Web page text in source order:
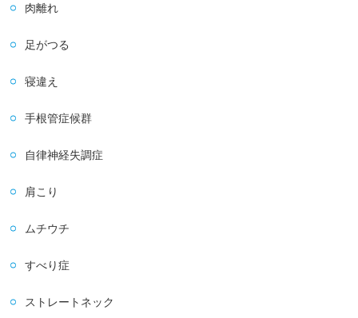
肉離れ
足がつる
寝違え
手根管症候群
自律神経失調症
肩こり
ムチウチ
すべり症
ストレートネック